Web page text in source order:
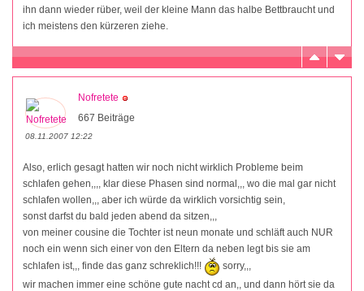
ihn dann wieder rüber, weil der kleine Mann das halbe Bettbraucht und
ich meistens den kürzeren ziehe.
Nofretete
667 Beiträge
08.11.2007 12:22
Also, erlich gesagt hatten wir noch nicht wirklich Probleme beim
schlafen gehen,,,, klar diese Phasen sind normal,,, wo die mal gar nicht
schlafen wollen,,, aber ich würde da wirklich vorsichtig sein,
sonst darfst du bald jeden abend da sitzen,,,
von meiner cousine die Tochter ist neun monate und schläft auch NUR
noch ein wenn sich einer von den Eltern da neben legt bis sie am
schlafen ist,,, finde das ganz schreklich!!!
sorry,,,
wir machen immer eine schöne gute nacht cd an,, und dann hört sie da